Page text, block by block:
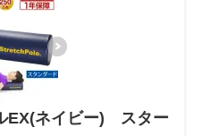
EX(ネイビー) スター